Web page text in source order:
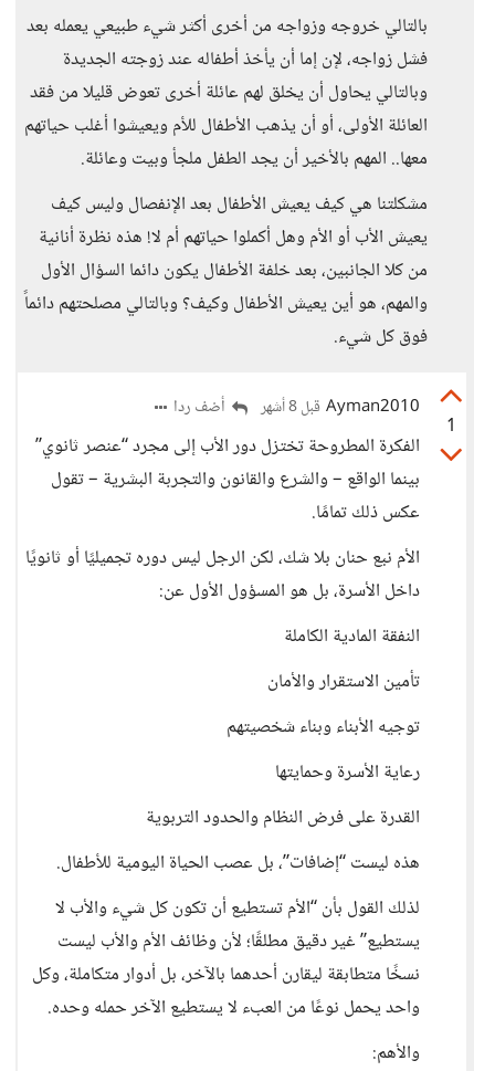
بالتالي خروجه وزواجه من أخرى أكثر شيء طبيعي يعمله بعد
فشل زواجه، لإن إما أن يأخذ أطفاله عند زوجته الجديدة
وبالتالي يحاول أن يخلق لهم عائلة أخرى تعوض قليلا من فقد
العائلة الأولى، أو أن يذهب الأطفال للأم ويعيشوا أغلب حياتهم
معها.. المهم بالأخير أن يجد الطفل ملجأ وبيت وعائلة.
مشكلتنا هي كيف يعيش الأطفال بعد الإنفصال وليس كيف
يعيش الأب أو الأم وهل أكملوا حياتهم أم لا! هذه نظرة أنانية
من كلا الجانبين، بعد خلفة الأطفال يكون دائما السؤال الأول
والمهم، هو أين يعيش الأطفال وكيف؟ وبالتالي مصلحتهم دائماً
فوق كل شيء.
1
Ayman2010 قبل 8 أشهر أضف ردا
الفكرة المطروحة تختزل دور الأب إلى مجرد “عنصر ثانوي”
بينما الواقع – والشرع والقانون والتجربة البشرية – تقول
عكس ذلك تمامًا.
الأم نبع حنان بلا شك، لكن الرجل ليس دوره تجميليًا أو ثانويًا
داخل الأسرة، بل هو المسؤول الأول عن:
النفقة المادية الكاملة
تأمين الاستقرار والأمان
توجيه الأبناء وبناء شخصيتهم
رعاية الأسرة وحمايتها
القدرة على فرض النظام والحدود التربوية
هذه ليست “إضافات”، بل عصب الحياة اليومية للأطفال.
لذلك القول بأن “الأم تستطيع أن تكون كل شيء والأب لا
يستطيع” غير دقيق مطلقًا؛ لأن وظائف الأم والأب ليست
نسخًا متطابقة ليقارن أحدهما بالآخر، بل أدوار متكاملة، وكل
واحد يحمل نوعًا من العبء لا يستطيع الآخر حمله وحده.
والأهم: